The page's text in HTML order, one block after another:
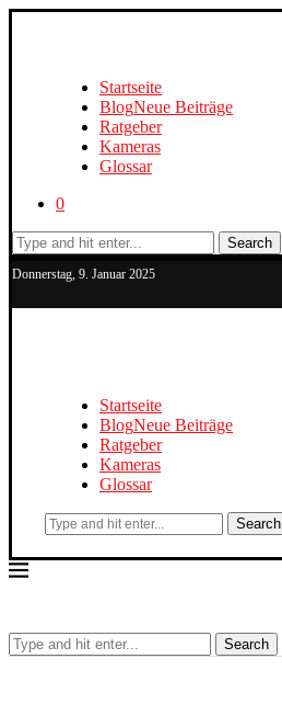
Startseite
BlogNeue Beiträge
Ratgeber
Kameras
Glossar
0
Search
Donnerstag, 9. Januar 2025
Startseite
BlogNeue Beiträge
Ratgeber
Kameras
Glossar
Search
Search